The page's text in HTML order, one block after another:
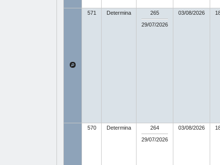
571 Determina
265
29/07/2026
03/08/2026
570 Determina
264
29/07/2026
03/08/2026